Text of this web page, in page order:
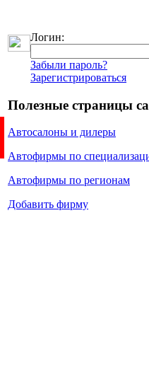
Логин:
Забыли пароль?
Зарегистрироваться
Полезные страницы
Автосалоны и дилеры
Автофирмы по
Автофирмы по регионам
Добавить фирму